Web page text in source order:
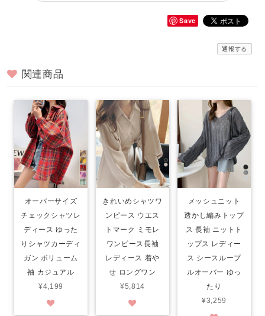
Save
通報する
関連商品
オーバーサイズ
チェックシャツレ
ディース ゆった
りシャツカーディ
ガン ボリューム
袖 カジュアル
¥4,199
きれいめシャツワ
ンピース ウエス
トマーク ミモレ
ワンピース長袖
レディース 着や
せ ロングワン
¥5,814
メッシュニット
透かし編みトップ
ス 長袖 ニットト
ップス レディー
ス シースループ
ルオーバー ゆっ
たり
¥3,259